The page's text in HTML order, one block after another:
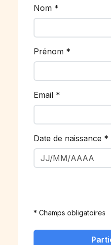
Nom *
Prénom *
Email *
Date de naissance *
* Champs obligatoires